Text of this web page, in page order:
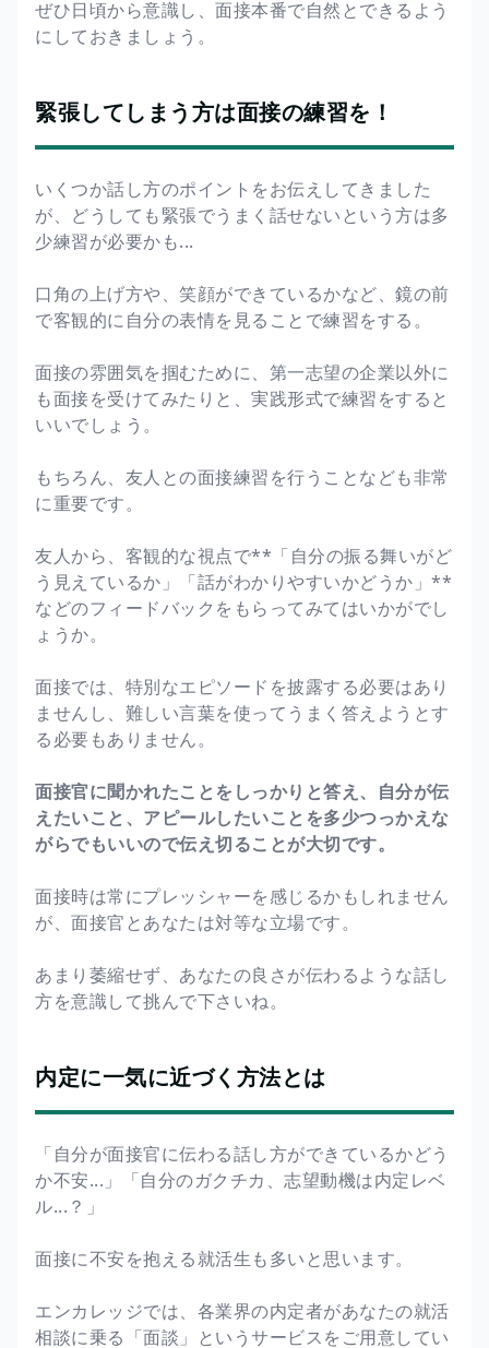
ぜひ日頃から意識し、面接本番で自然とできるよう
にしておきましょう。
緊張してしまう方は面接の練習を！
いくつか話し方のポイントをお伝えしてきました
が、どうしても緊張でうまく話せないという方は多
少練習が必要かも...
口角の上げ方や、笑顔ができているかなど、鏡の前
で客観的に自分の表情を見ることで練習をする。
面接の雰囲気を掴むために、第一志望の企業以外に
も面接を受けてみたりと、実践形式で練習をすると
いいでしょう。
もちろん、友人との面接練習を行うことなども非常
に重要です。
友人から、客観的な視点で**「自分の振る舞いがど
う見えているか」「話がわかりやすいかどうか」**
などのフィードバックをもらってみてはいかがでし
ょうか。
面接では、特別なエピソードを披露する必要はあり
ませんし、難しい言葉を使ってうまく答えようとす
る必要もありません。
面接官に聞かれたことをしっかりと答え、自分が伝
えたいこと、アピールしたいことを多少つっかえな
がらでもいいので伝え切ることが大切です。
面接時は常にプレッシャーを感じるかもしれません
が、面接官とあなたは対等な立場です。
あまり萎縮せず、あなたの良さが伝わるような話し
方を意識して挑んで下さいね。
内定に一気に近づく方法とは
「自分が面接官に伝わる話し方ができているかどう
か不安...」「自分のガクチカ、志望動機は内定レベ
ル...？」
面接に不安を抱える就活生も多いと思います。
エンカレッジでは、各業界の内定者があなたの就活
相談に乗る「面談」というサービスをご用意してい